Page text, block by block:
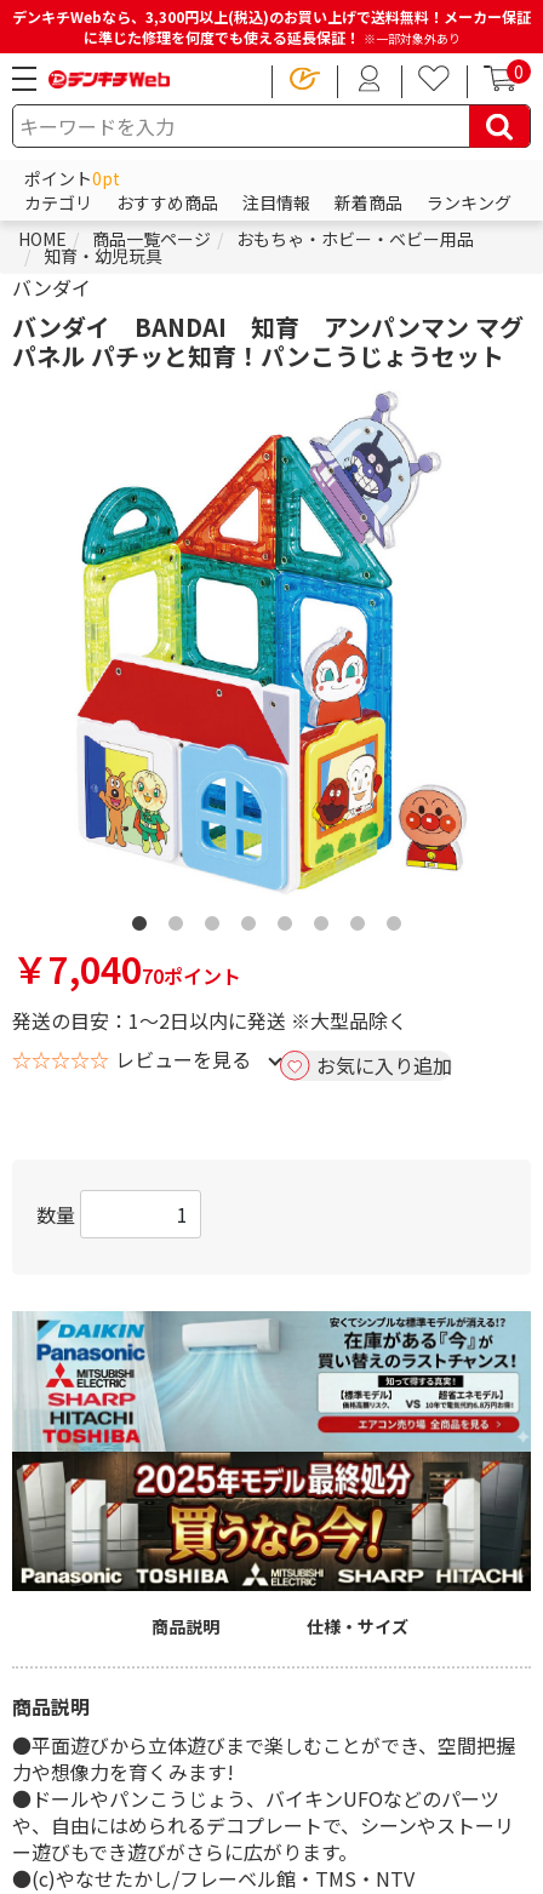
デンキチWebなら、3,300円以上(税込)のお買い上げで送料無料！メーカー保証
に準じた修理を何度でも使える延長保証！ ※一部対象外あり
0
ポイント0pt
カテゴリ
おすすめ商品 注目情報 新着商品
ランキング
HOME
商品一覧ページ おもちゃ・ホビー・ベビー用品
知育・幼児玩具
バンダイ
バンダイ BANDAI 知育 アンパンマン マグ
パネル パチッと知育！パンこうじょうセット
￥7,04070ポイント
発送の目安：1～2日以内に発送 ※大型品除く
☆☆☆☆☆ レビューを見る お気に入り追加
数量
商品説明 仕様・サイズ
商品説明
●平面遊びから立体遊びまで楽しむことができ、空間把握
力や想像力を育くみます!
●ドールやパンこうじょう、バイキンUFOなどのパーツ
や、自由にはめられるデコプレートで、シーンやストーリ
ー遊びもでき遊びがさらに広がります。
●(c)やなせたかし/フレーベル館・TMS・NTV